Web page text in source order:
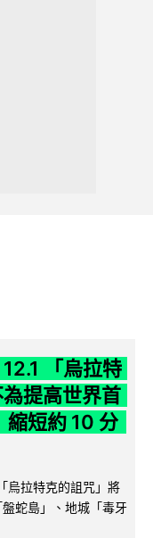
「烏拉特
提高世界首
縮短約 10 分
烏拉特克的詛咒」將
蛇島」、地城「毒牙